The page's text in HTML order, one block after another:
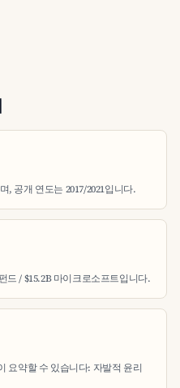
, 공개 연도는 2017/2021입니다.
드 / $15.2B 마이크로소프트입니다.
요약할 수 있습니다: 자발적 윤리